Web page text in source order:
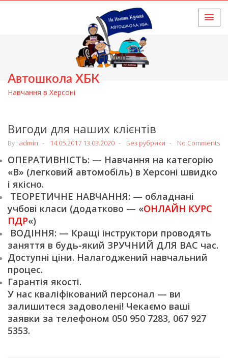
Автошкола ХБК
Навчання в Херсоні
HOME
Вигоди для наших клієнтів
By : admin 14.05.2017 13.03.2020 Без рубрики No Comments
ОПЕРАТИВНІСТЬ: — Навчання на категорію
«В» (легковий автомобіль) в Херсоні швидко
і якісно.
ТЕОРЕТИЧНЕ НАВЧАННЯ: — обладнані
учбові класи (додатково — «ОНЛАЙН КУРС
ПДР«)
ВОДІННЯ: — Кращі інструктори проводять
заняття в будь-який ЗРУЧНИЙ ДЛЯ ВАС час.
Доступні ціни. Налагоджений навчальний
процес.
Гарантія якості.
У нас кваліфікований персонал — ви
залишитеся задоволені! Чекаємо ваші
заявки за телефоном 050 950 7283, 067 927
5353.